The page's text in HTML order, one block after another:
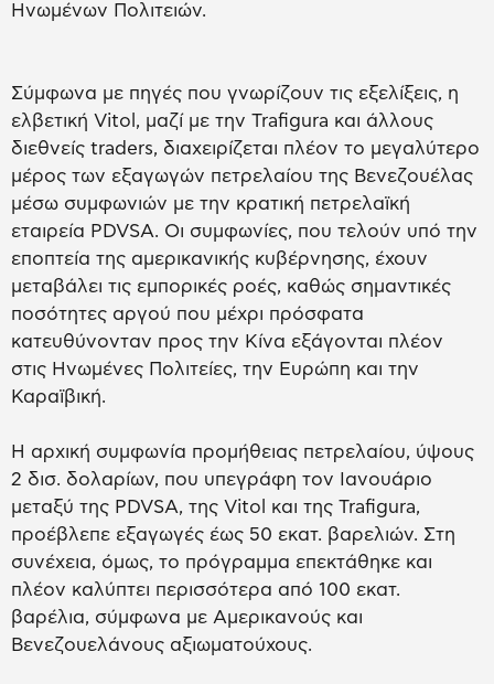
Ηνωμένων Πολιτειών.
Σύμφωνα με πηγές που γνωρίζουν τις εξελίξεις, η
ελβετική Vitol, μαζί με την Trafigura και άλλους
διεθνείς traders, διαχειρίζεται πλέον το μεγαλύτερο
μέρος των εξαγωγών πετρελαίου της Βενεζουέλας
μέσω συμφωνιών με την κρατική πετρελαϊκή
εταιρεία PDVSA. Οι συμφωνίες, που τελούν υπό την
εποπτεία της αμερικανικής κυβέρνησης, έχουν
μεταβάλει τις εμπορικές ροές, καθώς σημαντικές
ποσότητες αργού που μέχρι πρόσφατα
κατευθύνονταν προς την Κίνα εξάγονται πλέον
στις Ηνωμένες Πολιτείες, την Ευρώπη και την
Καραϊβική.
Η αρχική συμφωνία προμήθειας πετρελαίου, ύψους
2 δισ. δολαρίων, που υπεγράφη τον Ιανουάριο
μεταξύ της PDVSA, της Vitol και της Trafigura,
προέβλεπε εξαγωγές έως 50 εκατ. βαρελιών. Στη
συνέχεια, όμως, το πρόγραμμα επεκτάθηκε και
πλέον καλύπτει περισσότερα από 100 εκατ.
βαρέλια, σύμφωνα με Αμερικανούς και
Βενεζουελάνους αξιωματούχους.